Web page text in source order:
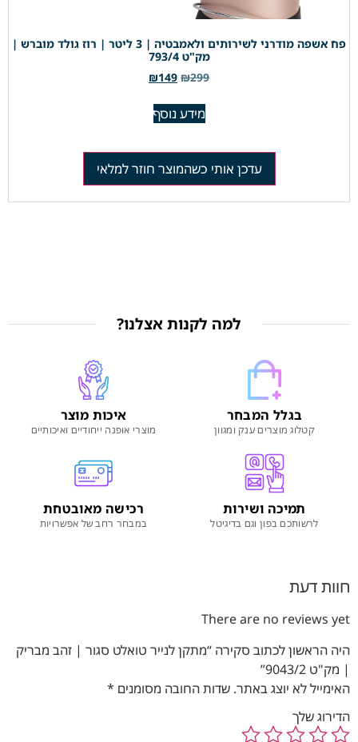
פח אשפה מודרני לשירותים ולאמבטיה | 3 ליטר | רוז גולד מוברש |
מק"ט 793/4
₪299
₪149
מידע נוסף
עדכן אותי כשהמוצר חוזר למלאי
למה לקנות אצלנו?
בגלל המבחר
קטלוג מוצרים ענק ומגוון
איכות מוצר
מוצרי אופנה ייחודיים ואיכותיים
תמיכה ושירות
לרשותכם בפון וגם בדיגיטל
רכישה מאובטחת
במבחר רחב של אפשרויות
חוות דעת
There are no reviews yet
היה הראשון לכתוב סקירה “מתקן לנייר טואלט סגור | זהב מבריק
| מק"ט 9043/2”
האימייל לא יוצג באתר. שדות החובה מסומנים *
הדירוג שלך